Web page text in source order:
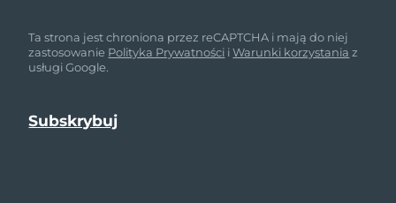
Ta strona jest chroniona przez reCAPTCHA i mają do niej
zastosowanie Polityka Prywatności iWarunki korzystania z
usługi Google.